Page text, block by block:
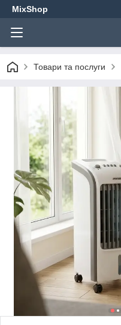
MixShop
Товари та послуги